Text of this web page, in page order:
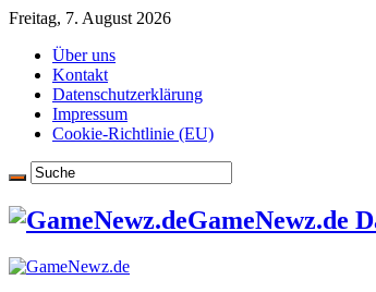
Freitag, 7. August 2026
Über uns
Kontakt
Datenschutzerklärung
Impressum
Cookie-Richtlinie (EU)
GameNewz.de